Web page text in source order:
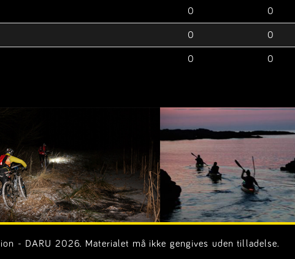
0 0
0 0
0 0
- DARU 2026. Materialet må ikke gengives uden tilladelse.